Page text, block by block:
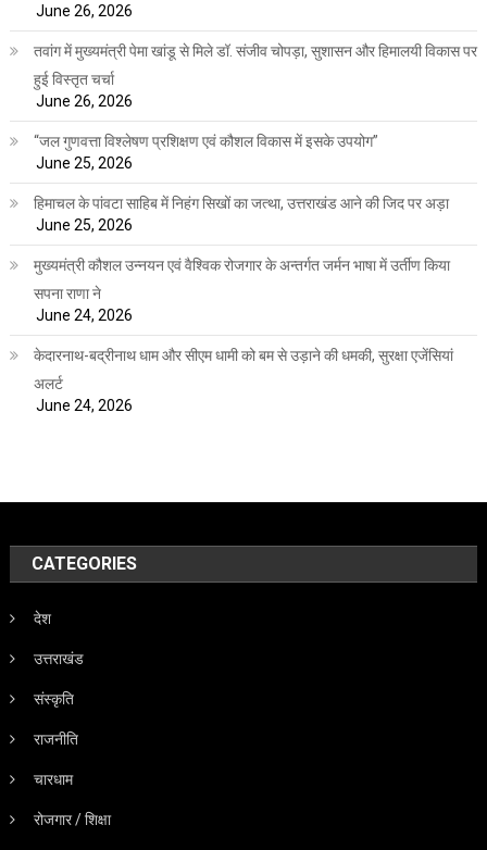
June 26, 2026
तवांग में मुख्यमंत्री पेमा खांडू से मिले डॉ. संजीव चोपड़ा, सुशासन और हिमालयी विकास पर
हुई विस्तृत चर्चा
June 26, 2026
“जल गुणवत्ता विश्लेषण प्रशिक्षण एवं कौशल विकास में इसके उपयोग”
June 25, 2026
हिमाचल के पांवटा साहिब में निहंग सिखों का जत्था, उत्तराखंड आने की जिद पर अड़ा
June 25, 2026
मुख्यमंत्री कौशल उन्नयन एवं वैश्विक रोजगार के अन्तर्गत जर्मन भाषा में उर्तीण किया
सपना राणा ने
June 24, 2026
केदारनाथ-बद्रीनाथ धाम और सीएम धामी को बम से उड़ाने की धमकी, सुरक्षा एजेंसियां
अलर्ट
June 24, 2026
CATEGORIES
देश
उत्तराखंड
संस्कृति
राजनीति
चारधाम
रोजगार / शिक्षा